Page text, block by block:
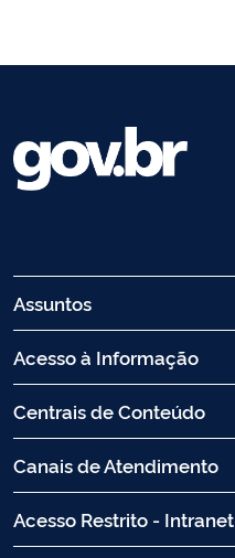
Assuntos
Acesso à Informação
Centrais de Conteúdo
Canais de Atendimento
Acesso Restrito - Intranet